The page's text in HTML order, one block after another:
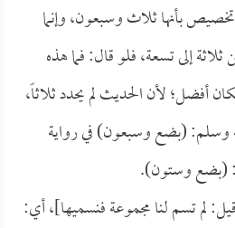
بأنها ثلاث وسبعون، وإنما
إلى تسعة، فلو قال: فما هذه
أفضل؛ لأن الحديث لم يحدد ثلاثاً،
وسلم: (بضع وسبعون) في رواية
: (بضع وستون).
لم تسم لنا مجموعة فنسميها]، أي: